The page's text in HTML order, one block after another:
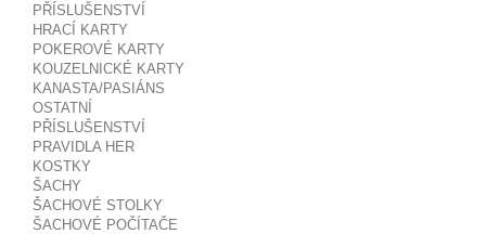
PŘÍSLUŠENSTVÍ
HRACÍ KARTY
POKEROVÉ KARTY
KOUZELNICKÉ KARTY
KANASTA/PASIÁNS
OSTATNÍ
PŘÍSLUŠENSTVÍ
PRAVIDLA HER
KOSTKY
ŠACHY
ŠACHOVÉ STOLKY
ŠACHOVÉ POČÍTAČE